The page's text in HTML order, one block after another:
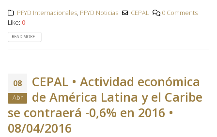
PFYD Internacionales, PFYD Noticias CEPAL
0 Comments
Like: 0
READ MORE...
08
Abr
CEPAL • Actividad económica
de América Latina y el Caribe
se contraerá -0,6% en 2016 •
08/04/2016